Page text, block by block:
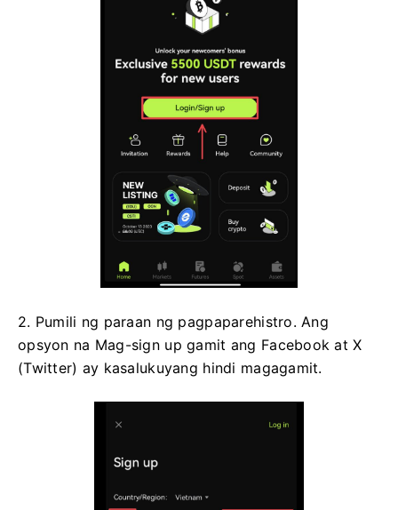
2. Pumili ng paraan ng pagpaparehistro. Ang
opsyon na Mag-sign up gamit ang Facebook at X
(Twitter) ay kasalukuyang hindi magagamit.